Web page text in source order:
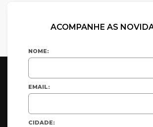
ACOMPANHE AS
NOME:
EMAIL:
CIDADE: